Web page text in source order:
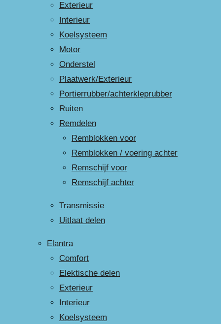
Exterieur
Interieur
Koelsysteem
Motor
Onderstel
Plaatwerk/Exterieur
Portierrubber/achterkleprubber
Ruiten
Remdelen
Remblokken voor
Remblokken / voering achter
Remschijf voor
Remschijf achter
Transmissie
Uitlaat delen
Elantra
Comfort
Elektische delen
Exterieur
Interieur
Koelsysteem